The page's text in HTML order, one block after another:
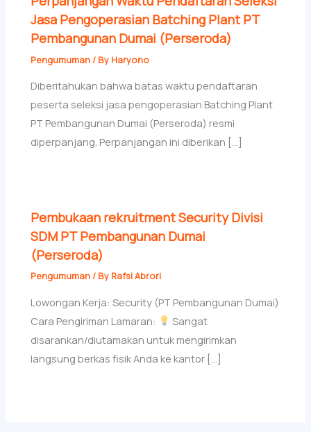
Jasa Pengoperasian Batching Plant PT
Pembangunan Dumai (Perseroda)
Pengumuman/ By Haryono
Diberitahukan bahwa batas waktu pendaftaran
peserta seleksi jasa pengoperasian Batching Plant
PT Pembangunan Dumai (Perseroda) resmi
diperpanjang. Perpanjangan ini diberikan […]
Pembukaan rekruitment Security Divisi
SDM PT Pembangunan Dumai
(Perseroda)
Pengumuman/ By Rafsi Abrori
Lowongan Kerja: Security (PT Pembangunan Dumai)
Cara Pengiriman Lamaran:
Sangat
disarankan/diutamakan untuk mengirimkan
langsung berkas fisik Anda ke kantor […]